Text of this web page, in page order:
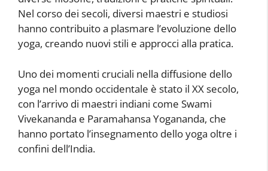
Nel corso dei secoli, diversi maestri e studiosi
hanno contribuito a plasmare l’evoluzione dello
yoga, creando nuovi stili e approcci alla pratica.
Uno dei momenti cruciali nella diffusione dello
yoga nel mondo occidentale è stato il XX secolo,
con l’arrivo di maestri indiani come Swami
Vivekananda e Paramahansa Yogananda, che
hanno portato l’insegnamento dello yoga oltre i
confini dell’India.